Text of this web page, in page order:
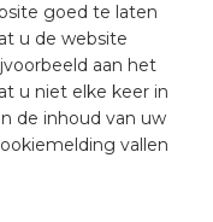
goed te laten
u de website
aan het
u niet elke keer in
de inhoud van uw
vallen